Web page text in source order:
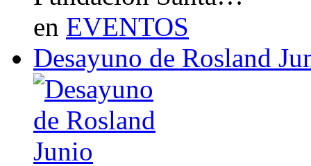
en EVENTOS
Desayuno de Rosland